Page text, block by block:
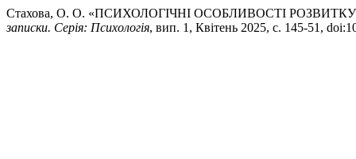
Стахова, О. О. «ПСИХОЛОГІЧНІ ОСОБЛИВОСТІ
записки. Серія: Психологія, вип. 1, Квітень 2025, с. 145-51,